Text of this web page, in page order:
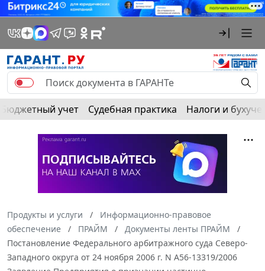
Бюджетный учет Судебная практика Налоги и
Продукты и услуги
Информационно-правовое
обеспечение
ПРАЙМ
Документы ленты ПРАЙМ
Постановление Федерального арбитражного суда Северо-
Западного округа от 24 ноября 2006 г. N А56-13319/2006